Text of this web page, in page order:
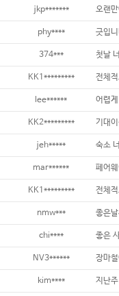
jkp*******
phy****
374***
KK1*********
lee******
KK2*********
jeh*****
mar******
KK1********* 전체
nmw***
chi****
NV3******
kim****